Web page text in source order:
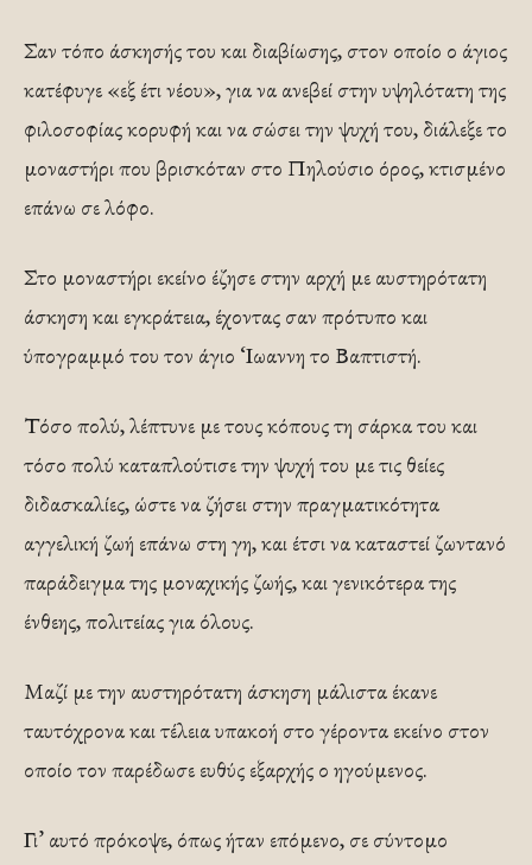
Σαν τόπο άσκησής του και διαβίωσης, στον οποίο ο άγιος
κατέφυγε «εξ έτι νέου», για να ανεβεί στην υψηλότατη της
φιλοσοφίας κορυφή και να σώσει την ψυχή του, διάλεξε το
μοναστήρι που βρισκόταν στο Πηλούσιο όρος, κτισμένο
επάνω σε λόφο.
Στο μοναστήρι εκείνο έζησε στην αρχή με αυστηρότατη
άσκηση και εγκράτεια, έχοντας σαν πρότυπο και
ύπογραμμό του τον άγιο ‘Ιωαννη το Βαπτιστή.
Τόσο πολύ, λέπτυνε με τους κόπους τη σάρκα του και
τόσο πολύ καταπλούτισε την ψυχή του με τις θείες
διδασκαλίες, ώστε να ζήσει στην πραγματικότητα
αγγελική ζωή επάνω στη γη, και έτσι να καταστεί ζωντανό
παράδειγμα της μοναχικής ζωής, και γενικότερα της
ένθεης, πολιτείας για όλους.
Μαζί με την αυστηρότατη άσκηση μάλιστα έκανε
ταυτόχρονα και τέλεια υπακοή στο γέροντα εκείνο στον
οποίο τον παρέδωσε ευθύς εξαρχής ο ηγούμενος.
Γι’ αυτό πρόκοψε, όπως ήταν επόμενο, σε σύντομο